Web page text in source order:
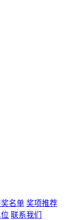
名单 奖项推荐
联系我们